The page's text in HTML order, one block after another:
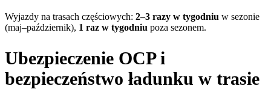
Wyjazdy na trasach częściowych: 2–3 razy w tygodniu w sezonie
(maj–październik), 1 raz w tygodniu poza sezonem.
Ubezpieczenie OCP i
bezpieczeństwo ładunku w trasie